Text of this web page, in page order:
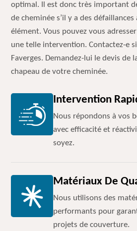
optimal. Il est donc très important
de cheminée s’il y a des
élément. Vous pouvez vous
une telle intervention. Contactez-e
Faverges. Demandez-lui le devis de
chapeau de votre cheminée.
Intervention
Nous répondons à vos
avec efficacité et
soyez.
Matériaux De
Nous utilisons des
performants pour
projets de couverture.